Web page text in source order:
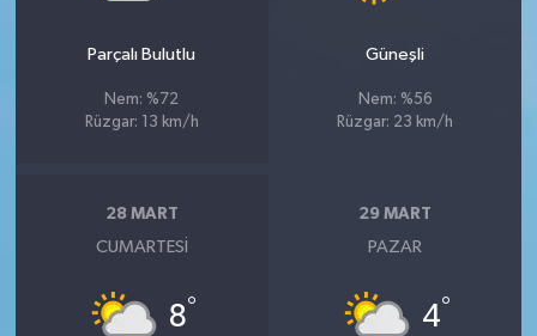
Parçalı Bulutlu
Nem: %72
Rüzgar: 13 km/h
Güneşli
Nem: %56
Rüzgar: 23 km/h
28 MART
CUMARTESI
8°
29 MART
PAZAR
4°
VİZYONDAKİLER